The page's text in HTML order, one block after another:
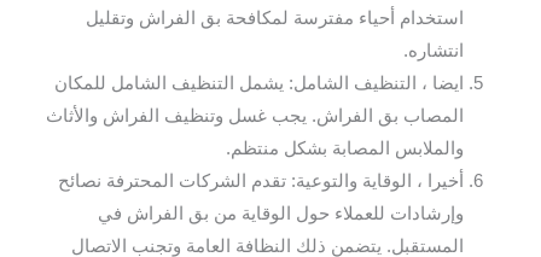
استخدام أحياء مفترسة لمكافحة بق الفراش وتقليل
انتشاره.
ايضا ، التنظيف الشامل: يشمل التنظيف الشامل للمكان
المصاب بق الفراش. يجب غسل وتنظيف الفراش والأثاث
والملابس المصابة بشكل منتظم.
أخيرا ، الوقاية والتوعية: تقدم الشركات المحترفة نصائح
وإرشادات للعملاء حول الوقاية من بق الفراش في
المستقبل. يتضمن ذلك النظافة العامة وتجنب الاتصال